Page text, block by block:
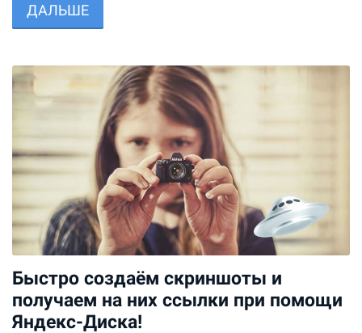
ДАЛЬШЕ
Быстро создаём скриншоты и
получаем на них ссылки при помощи
Яндекс-Диска!